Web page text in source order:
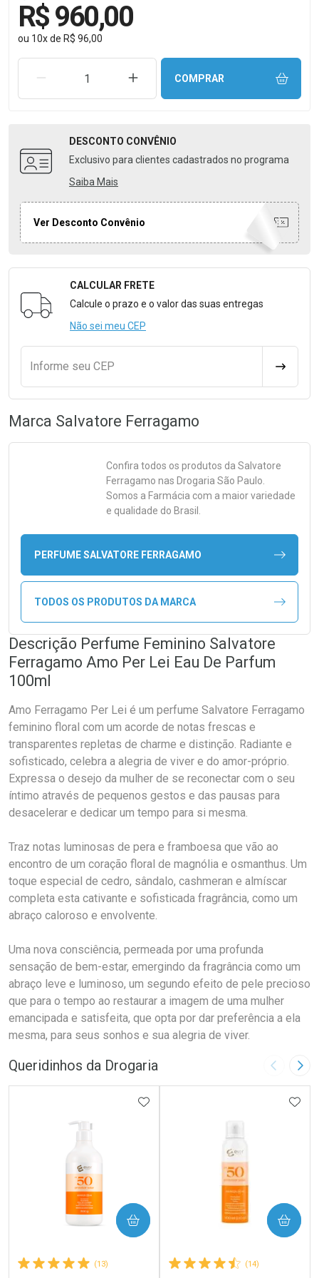
R$ 960,00
ou 10xde R$ 96,00
REMOVER UMA UNIDADEAUMENTAR UMA UNIDADE
COMPRAR
DESCONTO CONVÊNIO
Exclusivo para clientes cadastrados no programa
Saiba Mais
Ver Desconto Convênio
Formulário para Calcular o Frete
CALCULAR FRETE
Calcule o prazo e o valor das suas entregas
Não sei meu CEP
Informe seu CEP
Marca Salvatore Ferragamo
Confira todos os produtos da Salvatore
Ferragamo nas Drogaria São Paulo.
Somos a Farmácia com a maior variedade
e qualidade do Brasil.
PERFUME SALVATORE FERRAGAMO
TODOS OS PRODUTOS DA MARCA
Descrição Perfume Feminino Salvatore
Ferragamo Amo Per Lei Eau De Parfum
100ml
Amo Ferragamo Per Lei é um perfume Salvatore Ferragamo
feminino floral com um acorde de notas frescas e
transparentes repletas de charme e distinção. Radiante e
sofisticado, celebra a alegria de viver e do amor-próprio.
Expressa o desejo da mulher de se reconectar com o seu
íntimo através de pequenos gestos e das pausas para
desacelerar e dedicar um tempo para si mesma.
Traz notas luminosas de pera e framboesa que vão ao
encontro de um coração floral de magnólia e osmanthus. Um
toque especial de cedro, sândalo, cashmeran e almíscar
completa esta cativante e sofisticada fragrância, como um
abraço caloroso e envolvente.
Uma nova consciência, permeada por uma profunda
sensação de bem-estar, emergindo da fragrância como um
abraço leve e luminoso, um segundo efeito de pele precioso
que para o tempo ao restaurar a imagem de uma mulher
emancipada e satisfeita, que opta por dar preferência a ela
mesma, para seus sonhos e sua alegria de viver.
Queridinhos da Drogaria Imagem
(13)
ADICIONAR AOS FAVORITOS
COMPRAR
(14)
COMPRAR